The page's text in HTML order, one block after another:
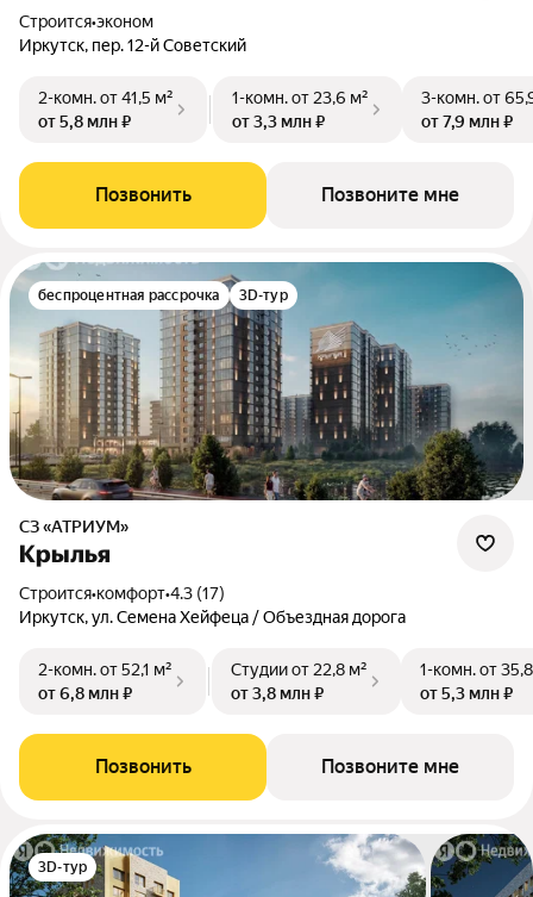
Строится•эконом
Иркутск, пер. 12-й Советский
2-комн.от 41,5 м²
от 5,8 млн ₽
1-комн.от 23,6 м²
от 3,3 млн ₽
3-комн.от
от 7,9 млн ₽
Позвонить Позвоните мне
беспроцентная рассрочка 3D-тур
СЗ «АТРИУМ»
Крылья
Строится•комфорт•4.3 (17)
Иркутск, ул. Семена Хейфеца / Объездная дорога
2-комн.от 52,1 м²
от 6,8 млн ₽
Студииот 22,8 м²
от 3,8 млн ₽
1-комн.от
от 5,3 млн ₽
Позвонить Позвоните мне
3D-тур